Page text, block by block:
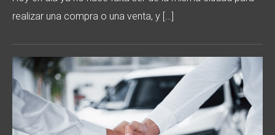
realizar una compra o una venta, y […]